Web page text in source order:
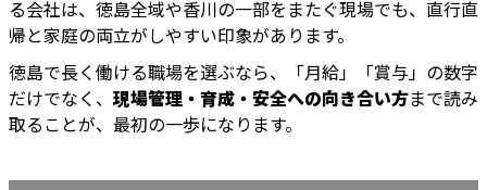
る会社は、徳島全域や香川の一部をまたぐ現場でも、直行直
帰と家庭の両立がしやすい印象があります。
徳島で長く働ける職場を選ぶなら、「月給」「賞与」の数字
だけでなく、現場管理・育成・安全への向き合い方まで読み
取ることが、最初の一歩になります。